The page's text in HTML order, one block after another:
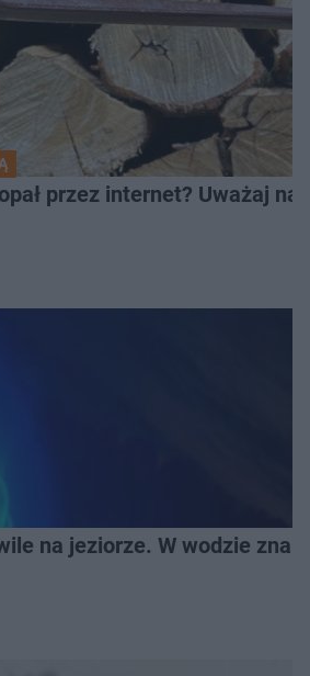
przez internet? Uważaj na
na jeziorze. W wodzie